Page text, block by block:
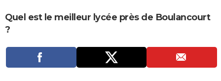
Carte de Noël
Carte Bonne année
Carte Saint-Valentin
Carte Pâques
Carte d'anniversaire
DICTIONNAIRE
Dictionnaire
Biographies
Citations
Expressions
Proverbes
PROGRAMME TV
Quel est le meilleur lycée près de Boulancourt
?